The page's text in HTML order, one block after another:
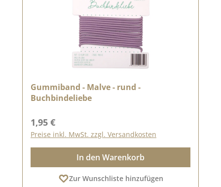
Gummiband - Malve - rund -
Buchbindeliebe
Regulärer Preis:
1,95 €
Preise inkl. MwSt. zzgl. Versandkosten
In den Warenkorb
Zur Wunschliste hinzufügen